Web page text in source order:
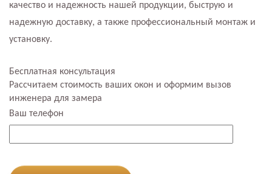
качество и надежность нашей продукции, быструю и
надежную доставку, а также профессиональный монтаж и
установку.
Бесплатная консультация
Рассчитаем стоимость ваших окон и оформим вызов
инженера для замера
Ваш телефон